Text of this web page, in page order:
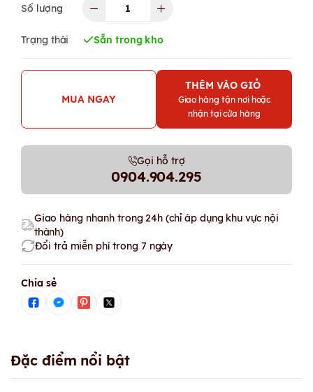
Số lượng
Trạng thái Sẵn trong kho
MUA NGAY
THÊM VÀO GIỎ
Giao hàng tận nơi hoặc
nhận tại cửa hàng
Gọi hỗ trợ
0904.904.295
Giao hàng nhanh trong 24h (chỉ áp dụng khu vực nội
thành)
Đổi trả miễn phí trong 7 ngày
Chia sẻ
Đặc điểm nổi bật